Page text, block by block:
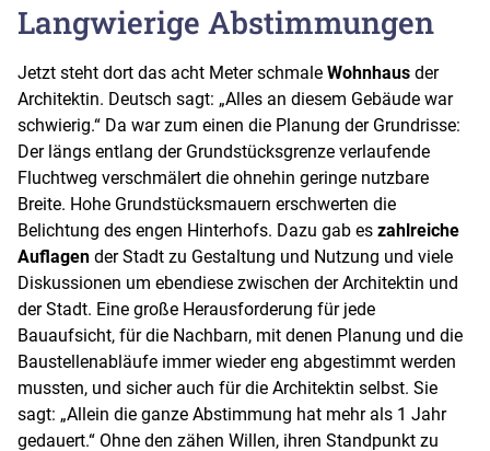
Langwierige Abstimmungen
Jetzt steht dort das acht Meter schmale Wohnhaus der
Architektin. Deutsch sagt: „Alles an diesem Gebäude war
schwierig.“ Da war zum einen die Planung der Grundrisse:
Der längs entlang der Grundstücksgrenze verlaufende
Fluchtweg verschmälert die ohnehin geringe nutzbare
Breite. Hohe Grundstücksmauern erschwerten die
Belichtung des engen Hinterhofs. Dazu gab es zahlreiche
Auflagen der Stadt zu Gestaltung und Nutzung und viele
Diskussionen um ebendiese zwischen der Architektin und
der Stadt. Eine große Herausforderung für jede
Bauaufsicht, für die Nachbarn, mit denen Planung und die
Baustellenabläufe immer wieder eng abgestimmt werden
mussten, und sicher auch für die Architektin selbst. Sie
sagt: „Allein die ganze Abstimmung hat mehr als 1 Jahr
gedauert.“ Ohne den zähen Willen, ihren Standpunkt zu